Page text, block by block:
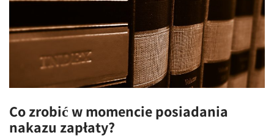
Co zrobić w momencie posiadania
nakazu zapłaty?